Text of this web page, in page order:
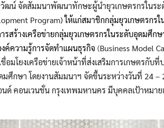
Search
for:
Search
ฒน์ จัดสัมมนาพัฒนาทักษะผู้นำยุวเกษตรกรในร
Program)ให้แก่สมาชิกกลุ่มยุวเกษตรกร
สร้างเครือข่ายกลุ่มยุวเกษตรกรในระดับอุดมศึก
ค์ความรู้การจัดทำแผนธุรกิจ (Business Model
อมโยงเครือข่ายเจ้าหน้าที่ส่งเสริมการเกษตรกับ
ศึกษา โดยงานสัมมนาฯ จัดขึ้นระหว่างวันที่ 24 –
นด์ คอนเวนชั่น กรุงเทพมหานคร มีบุคคลเป้าหมา